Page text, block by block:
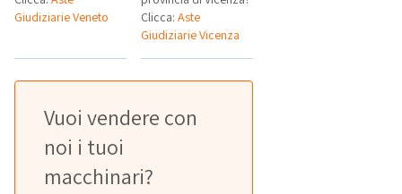
Giudiziarie Veneto
Clicca:Aste
Giudiziarie Vicenza
Vuoi vendere con
noi i tuoi
macchinari?